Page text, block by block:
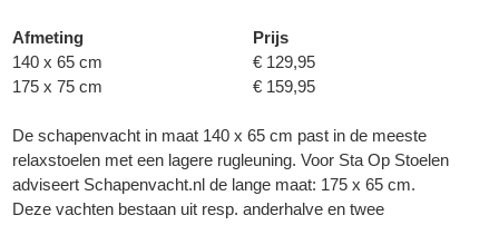
Afmeting
Prijs
140 x 65 cm
€ 129,95
175 x 75 cm
€ 159,95
De schapenvacht in maat 140 x 65 cm past in de meeste
relaxstoelen met een lagere rugleuning. Voor Sta Op Stoelen
adviseert Schapenvacht.nl de lange maat: 175 x 65 cm.
Deze vachten bestaan uit resp. anderhalve en twee